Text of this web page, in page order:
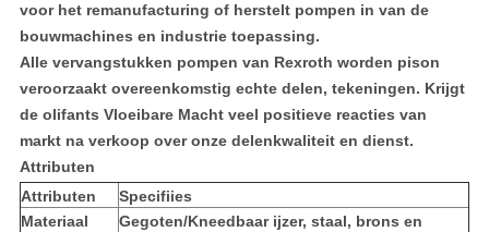
voor het remanufacturing of herstelt pompen in van de
bouwmachines en industrie toepassing.
Alle vervangstukken pompen van Rexroth worden pison
veroorzaakt overeenkomstig echte delen, tekeningen. Krijgt
de olifants Vloeibare Macht veel positieve reacties van
markt na verkoop over onze delenkwaliteit en dienst.
Attributen
Attributen
Specifiies
Materiaal
Gegoten/Kneedbaar ijzer, staal, brons en